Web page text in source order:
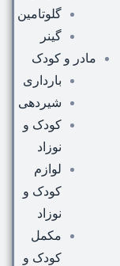
گلوتامین
گینر
مادر و کودک
بارداری
شیردهی
کودک و
نوزاد
لوازم
کودک و
نوزاد
مکمل
کودک و